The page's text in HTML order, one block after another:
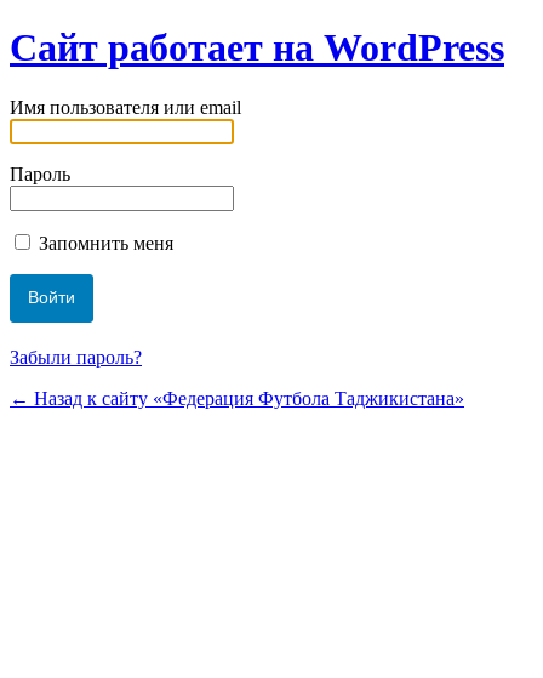
Сайт работает на WordPress
Имя пользователя или email
Пароль
Запомнить меня
Забыли пароль?
← Назад к сайту «Федерация Футбола Таджикистана»